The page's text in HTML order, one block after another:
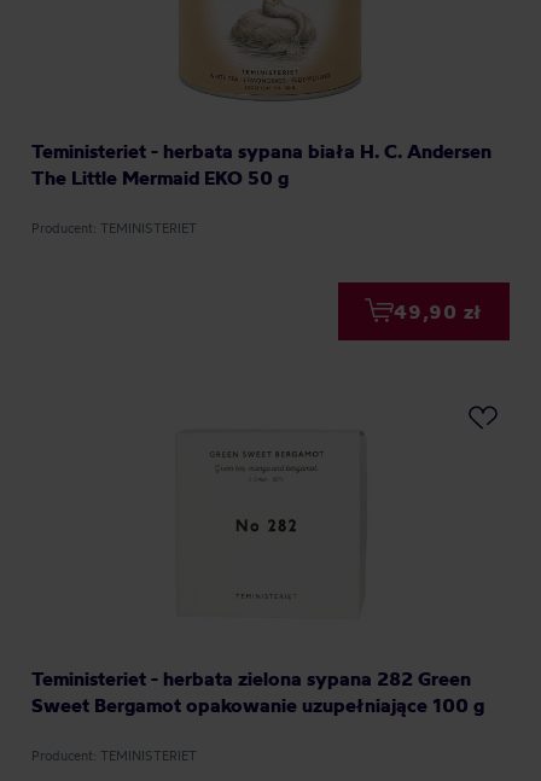
Teministeriet - herbata sypana biała H. C. Andersen
The Little Mermaid EKO 50 g
Producent: TEMINISTERIET
49,90 zł
Teministeriet - herbata zielona sypana 282 Green
Sweet Bergamot opakowanie uzupełniające 100 g
Producent: TEMINISTERIET